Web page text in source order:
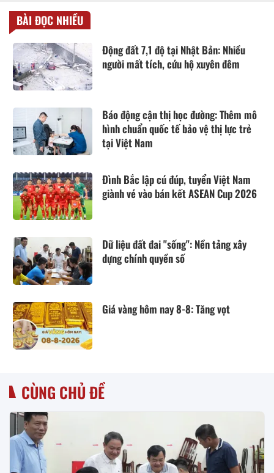
BÀI ĐỌC NHIỀU
Động đất 7,1 độ tại Nhật Bản: Nhiều
người mất tích, cứu hộ xuyên đêm
Báo động cận thị học đường: Thêm mô
hình chuẩn quốc tế bảo vệ thị lực trẻ
tại Việt Nam
Đình Bắc lập cú đúp, tuyển Việt Nam
giành vé vào bán kết ASEAN Cup 2026
Dữ liệu đất đai "sống": Nền tảng xây
dựng chính quyền số
Giá vàng hôm nay 8-8: Tăng vọt
CÙNG CHỦ ĐỀ